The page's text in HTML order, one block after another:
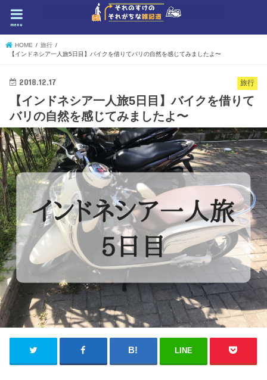
menu
HOME
旅行
【インドネシア一人旅5日目】バイクを借りてバリの自然を感じてみましたよ〜
旅行
2018.12.17
【インドネシア一人旅5日目】バイクを借りて
バリの自然を感じてみましたよ〜
LINE